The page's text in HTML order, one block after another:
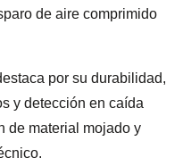
de aire comprimido
por su durabilidad,
y detección en caída
de material mojado y